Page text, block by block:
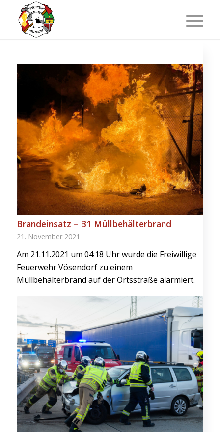
Brandeinsatz – B1 Müllbehälterbrand
21. November 2021
Am 21.11.2021 um 04:18 Uhr wurde die Freiwillige
Feuerwehr Vösendorf zu einem
Müllbehälterbrand auf der Ortsstraße alarmiert.